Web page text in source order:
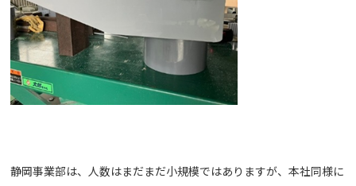
静岡事業部は、人数はまだまだ小規模ではありますが、本社同様に